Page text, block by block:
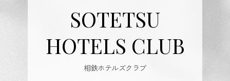
SOTETSU
HOTELS CLUB
相鉄ホテルズクラブ